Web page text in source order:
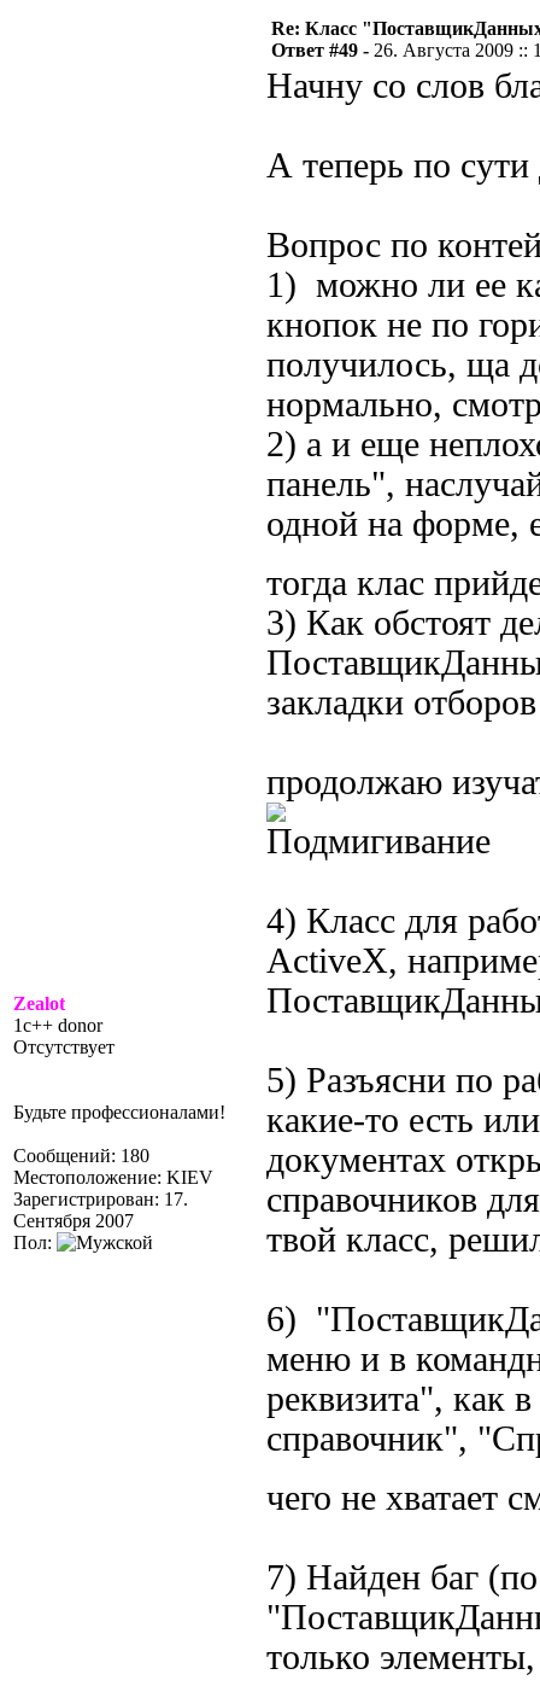
Zealot
1c++ donor
Отсутствует
Будьте профессионалами!
Сообщений: 180
Местоположение: KIEV
Зарегистрирован: 17.
Сентября 2007
Пол:
Re: Класс
Ответ #49 - 26. Августа 2009 ::
Начну со слов
А теперь по сути
Вопрос по
1) можно ли ее
кнопок не по
получилось, ща
нормально,
2) а и еще
панель",
одной на форме,
тогда клас
3) Как обстоят
закладки отборов
продолжаю
4) Класс для
ActiveX,
5) Разъясни по
какие-то есть
документах
справочников
твой класс,
6)
меню и в
реквизита", как
справочник",
чего не хватает
7) Найден баг
только